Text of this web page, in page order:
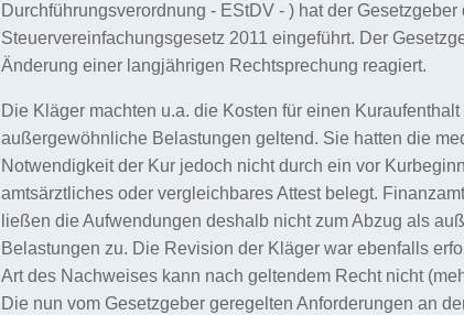
Durchführungsverordnung - EStDV - ) hat der Gesetzgeber
Steuervereinfachungsgesetz 2011 eingeführt. Der
Änderung einer langjährigen Rechtsprechung reagiert.
Die Kläger machten u.a. die Kosten für einen Kuraufenthalt
außergewöhnliche Belastungen geltend. Sie hatten die
Notwendigkeit der Kur jedoch nicht durch ein vor
amtsärztliches oder vergleichbares Attest belegt.
ließen die Aufwendungen deshalb nicht zum Abzug als
Belastungen zu. Die Revision der Kläger war ebenfalls
Art des Nachweises kann nach geltendem Recht nicht
Die nun vom Gesetzgeber geregelten Anforderungen an